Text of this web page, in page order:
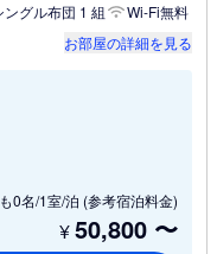
グル布団 1 組
Wi-Fi無料
お部屋の詳細を見る
0名/1室/泊 (参考宿泊料金)
¥50,800 〜